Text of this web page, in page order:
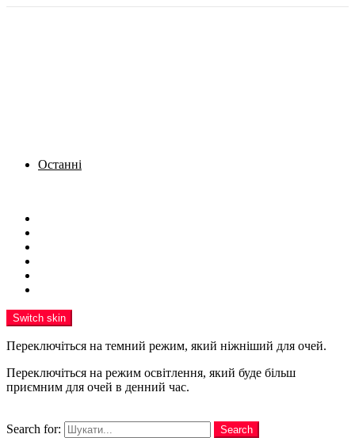
Останні
Switch skin
Переключіться на темний режим, який ніжніший для очей.
Переключіться на режим освітлення, який буде більш
приємним для очей в денний час.
Search for:
Search